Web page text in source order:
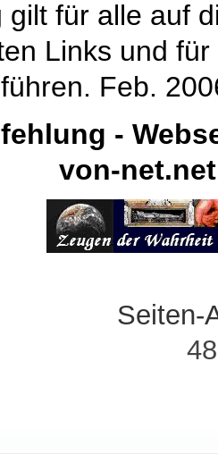
gilt für alle auf
Links und
Feb.
-
von-net.net
Seiten-